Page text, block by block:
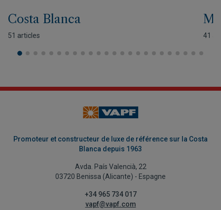
Costa Blanca
51 articles 41
Promoteur et constructeur de luxe de référence sur la Costa
Blanca depuis 1963
Avda. País Valencià, 22
03720 Benissa (Alicante) - Espagne
+34 965 734 017
vapf@vapf.com